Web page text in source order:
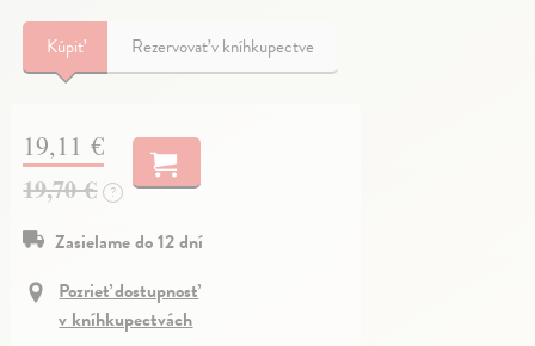
Kúpiť Rezervovať v kníhkupectve
19,11 €
19,70 € ?
Zasielame do 12 dní
Pozrieť dostupnosť
v kníhkupectvách